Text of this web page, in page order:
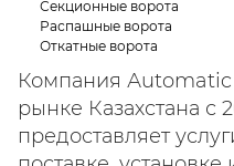
Секционные ворота
Распашные ворота
Откатные ворота
Компания Аutomatic
рынке Казахстана с
предоставляет